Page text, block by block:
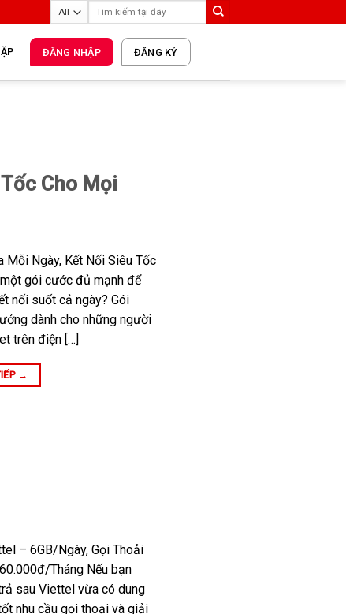
ĐĂNG NHẬP ĐĂNG KÝ
Cho Mọi
Mỗi Ngày, Kết Nối Siêu Tốc
gói cước đủ mạnh để
nối suốt cả ngày? Gói
dành cho những người
trên điện […]
→
– 6GB/Ngày, Gọi Thoải
Tháng Nếu bạn
sau Viettel vừa có dung
nhu cầu gọi thoại và giải